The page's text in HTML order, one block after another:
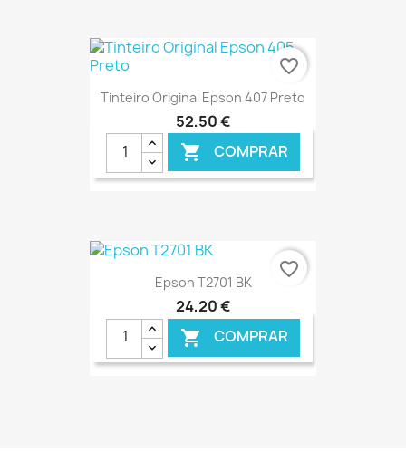
€ ONLINE
Tinteiro Original Epson 407 Preto
52,50 €
 COMPRAR
favorite_border
Epson T2701 BK
24,20 €
 COMPRAR
favorite_border